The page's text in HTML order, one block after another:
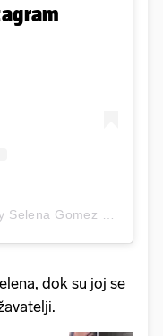
A post shared by Rare Beauty by Selena Gomez (@rarebeauty)
dok su joj se